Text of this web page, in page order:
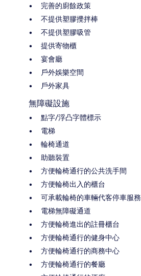
完善的廚餘政策
不提供塑膠攪拌棒
不提供塑膠吸管
提供寄物櫃
宴會廳
戶外娛樂空間
戶外家具
無障礙設施
點字/浮凸字體標示
電梯
輪椅通道
助聽裝置
方便輪椅通行的公共洗手間
方便輪椅出入的櫃台
可承載輪椅的車輛代客停車服務
電梯無障礙通道
方便輪椅進出的註冊櫃台
方便輪椅通行的健身中心
方便輪椅通行的商務中心
方便輪椅通行的餐廳